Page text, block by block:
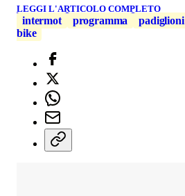
LEGGI L'ARTICOLO COMPLETO
intermot programma padiglioni
bike